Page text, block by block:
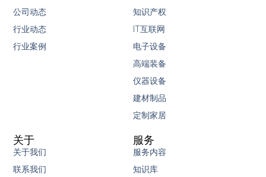
知识产权
IT互联网
电子设备
高端装备
仪器设备
建材制品
定制家居
公司动态
行业动态
行业案例
服务
服务内容
知识库
关于
关于我们
联系我们